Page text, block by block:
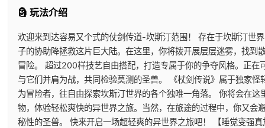
🗿 玩法介绍
欢迎来到达容易又个式的仗剑传道-坎斯汀范围！ 存在于坎斯汀世
子的协助降拯救这片巨大陆。在这里，你将拨开展层层迷雾，找到
冒险。 超过200样技艺自由搭配，打造专属于你的争夺风格。正在
与它们并肩为战，共同检验莫测的圣兽。 《杖剑传说》属于独家
为冒险者，往自由探索坎斯汀世界的各个独唯一角落。 你将会在
物，体验轻松爽快的异世界之旅。当然，在旅途的过程中，你又会
秘性的圣兽。 快来开启一场超轻爽的异世界之旅吧！ 【睡觉变强